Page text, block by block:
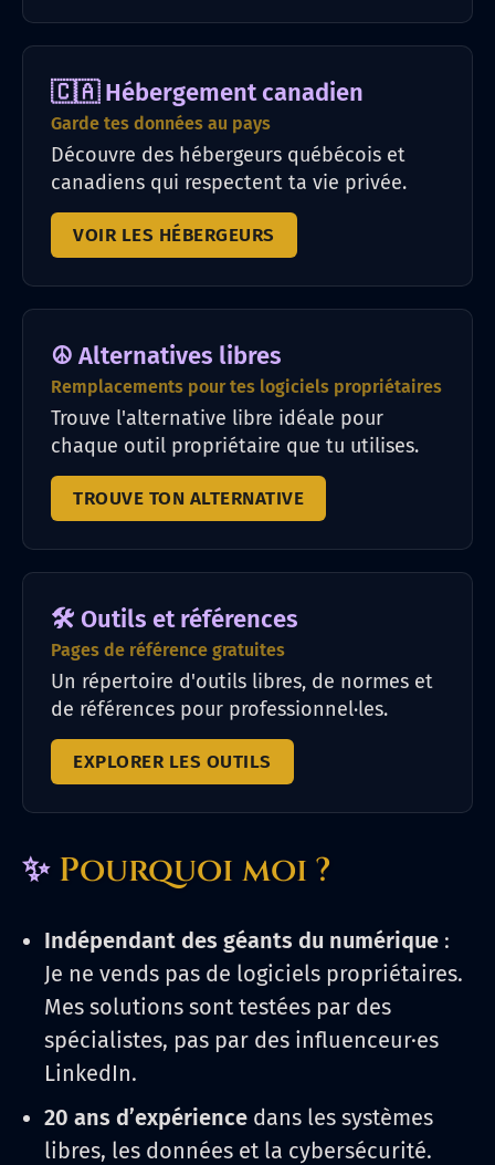
🇨🇦 Hébergement canadien
Garde tes données au pays
Découvre des hébergeurs québécois et
canadiens qui respectent ta vie privée.
VOIR LES HÉBERGEURS
☮️ Alternatives libres
Remplacements pour tes logiciels propriétaires
Trouve l'alternative libre idéale pour
chaque outil propriétaire que tu utilises.
TROUVE TON ALTERNATIVE
🛠️ Outils et références
Pages de référence gratuites
Un répertoire d'outils libres, de normes et
de références pour professionnel·les.
EXPLORER LES OUTILS
✨Pourquoi moi ?
Indépendant des géants du numérique :
Je ne vends pas de logiciels propriétaires.
Mes solutions sont testées par des
spécialistes, pas par des influenceur·es
LinkedIn.
20 ans d’expérience dans les systèmes
libres, les données et la cybersécurité.